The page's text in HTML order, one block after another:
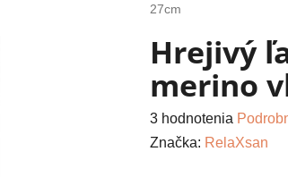
27cm
Hrejivý
merino
Priemerné
hodnotenie
3 hodnotenia
Značka: RelaXsan